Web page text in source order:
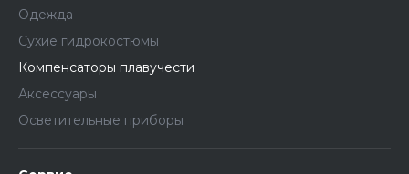
Одежда
Сухие гидрокостюмы
Компенсаторы плавучести
Аксессуары
Осветительные приборы